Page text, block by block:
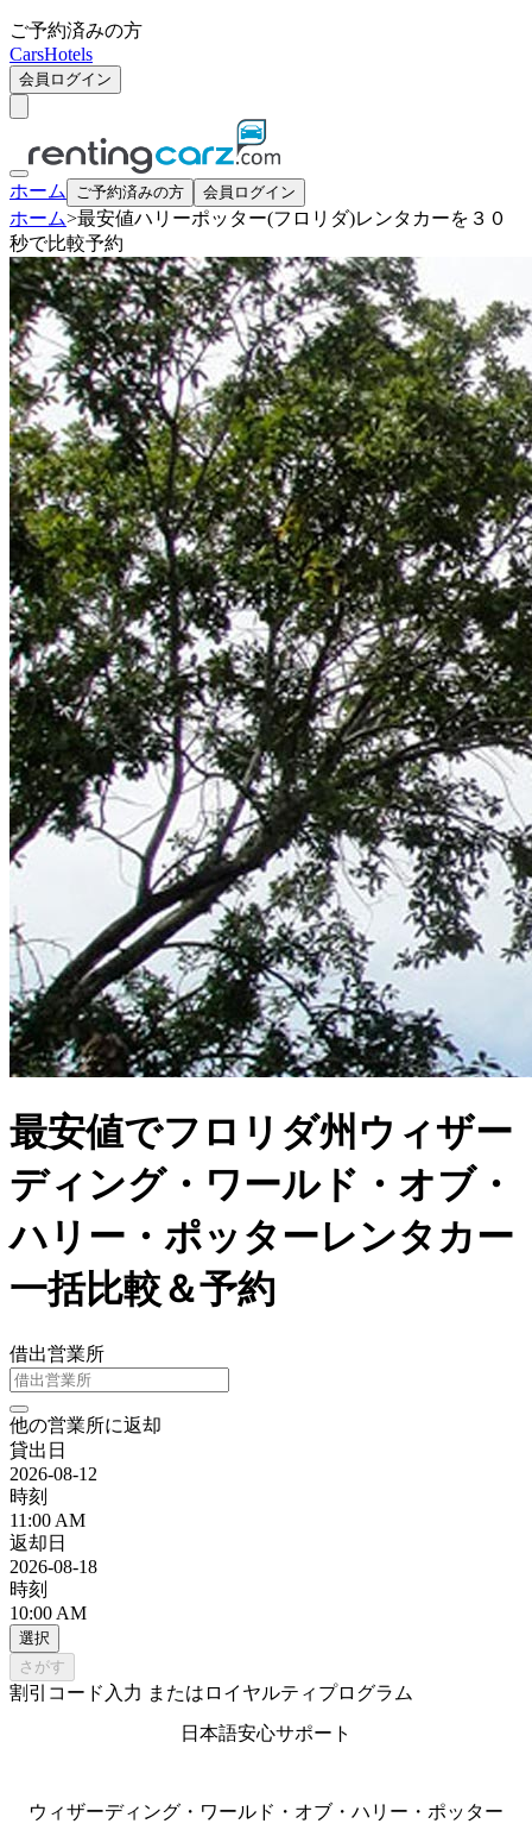
ご予約済みの方
CarsHotels
会員ログイン
ホーム ご予約済みの方 会員ログイン
ホーム>最安値ハリーポッター(フロリダ)レンタカーを３０
秒で比較予約
最安値でフロリダ州ウィザー
ディング・ワールド・オブ・
ハリー・ポッターレンタカー
一括比較＆予約
借出営業所
他の営業所に返却
貸出日
2026-08-12
時刻
11:00 AM
返却日
2026-08-18
時刻
10:00 AM
選択
さがす
割引コード入力 またはロイヤルティプログラム
日本語安心サポート
ウィザーディング・ワールド・オブ・ハリー・ポッター